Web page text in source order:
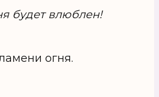
будет влюблен!
огня.